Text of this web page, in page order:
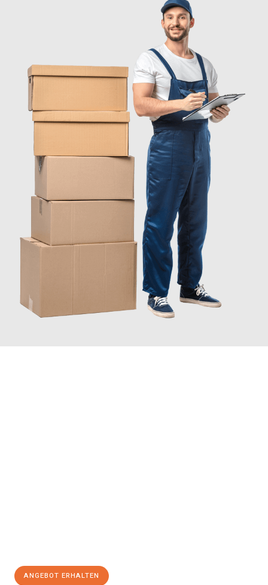
ANGEBOT ERHALTEN